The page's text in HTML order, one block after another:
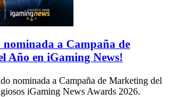
nominada a Campaña de
Año en iGaming News!
nominada a Campaña de Marketing del
iGaming News Awards 2026.